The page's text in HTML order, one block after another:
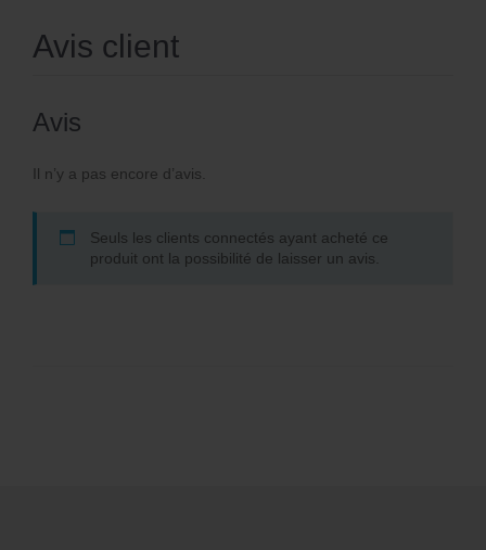
Avis client
Avis
Il n’y a pas encore d’avis.
Seuls les clients connectés ayant acheté ce
produit ont la possibilité de laisser un avis.